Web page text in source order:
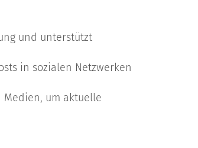
und unterstützt
in sozialen Netzwerken
Medien, um aktuelle